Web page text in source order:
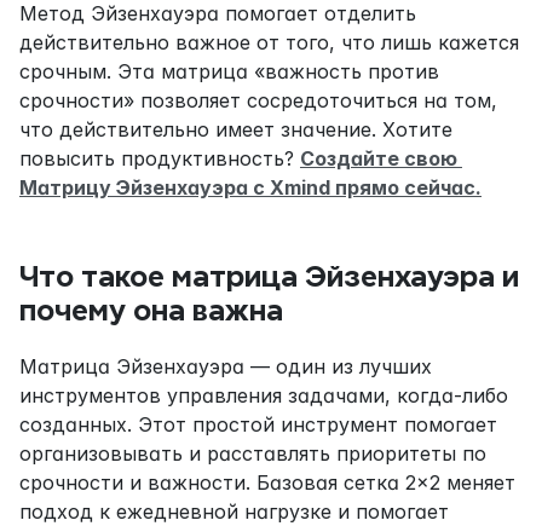
Метод Эйзенхауэра помогает отделить
действительно важное от того, что лишь кажется
срочным. Эта матрица «важность против
срочности» позволяет сосредоточиться на том,
что действительно имеет значение. Хотите
повысить продуктивность? Создайте свою
Матрицу Эйзенхауэра с Xmind прямо сейчас.
Что такое матрица Эйзенхауэра и
почему она важна
Матрица Эйзенхауэра — один из лучших
инструментов управления задачами, когда-либо
созданных. Этот простой инструмент помогает
организовывать и расставлять приоритеты по
срочности и важности. Базовая сетка 2×2 меняет
подход к ежедневной нагрузке и помогает